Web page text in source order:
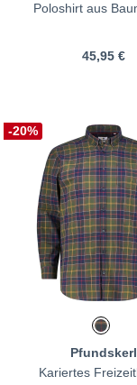
Poloshirt aus
45,95 €
-20%
Pfundskerl
Kariertes